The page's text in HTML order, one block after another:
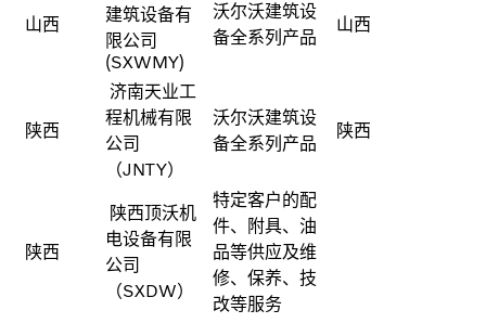
山西
建筑设备有
限公司
(SXWMY)
沃尔沃建筑设
备全系列产品
山西
陕西
济南天业工
程机械有限
公司
（JNTY）
沃尔沃建筑设
备全系列产品
陕西
陕西
陕西顶沃机
电设备有限
公司
（SXDW）
特定客户的配
件、附具、油
品等供应及维
修、保养、技
改等服务